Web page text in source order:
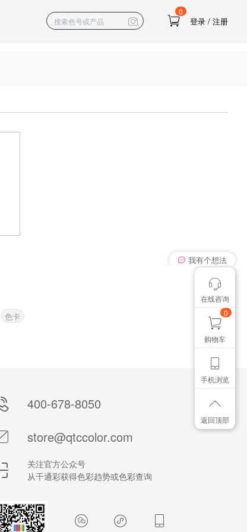
0
登录 / 注册
色卡
400-678-8050
store@qtccolor.com
关注官方公众号
从千通彩获得色彩趋势或色彩查询
想找个色卡
颜色管控讨论
在线咨询
0
购物车
手机浏览
返回顶部